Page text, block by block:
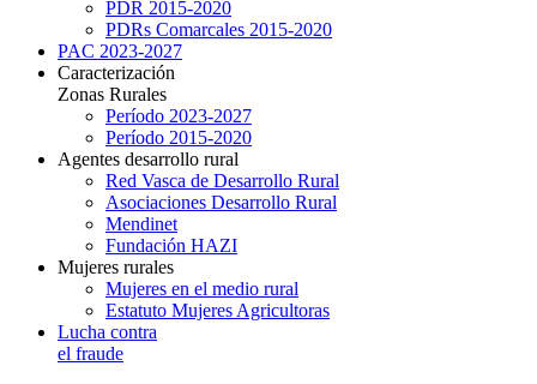
PDR 2015-2020
PDRs Comarcales 2015-2020
PAC 2023-2027
Caracterización
Zonas Rurales
Período 2023-2027
Período 2015-2020
Agentes desarrollo rural
Red Vasca de Desarrollo Rural
Asociaciones Desarrollo Rural
Mendinet
Fundación HAZI
Mujeres rurales
Mujeres en el medio rural
Estatuto Mujeres Agricultoras
Lucha contra
el fraude